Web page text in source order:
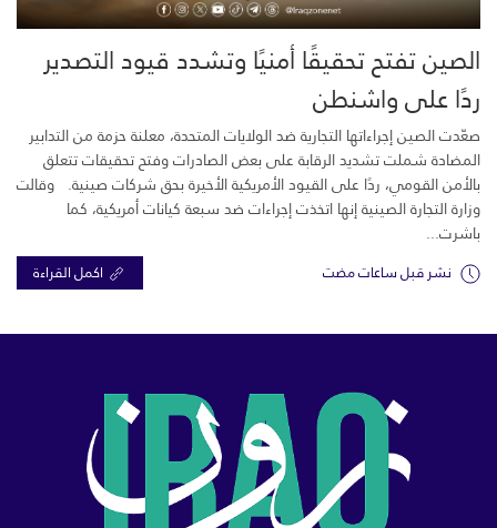
الصين تفتح تحقيقًا أمنيًا وتشدد قيود التصدير
ردًا على واشنطن
صعّدت الصين إجراءاتها التجارية ضد الولايات المتحدة، معلنة حزمة من التدابير
المضادة شملت تشديد الرقابة على بعض الصادرات وفتح تحقيقات تتعلق
بالأمن القومي، ردًا على القيود الأمريكية الأخيرة بحق شركات صينية. وقالت
وزارة التجارة الصينية إنها اتخذت إجراءات ضد سبعة كيانات أمريكية، كما
باشرت...
نشر قبل ساعات مضت اكمل القراءة